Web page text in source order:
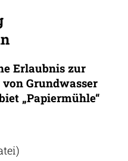
Erlaubnis zur
Grundwasser
„Papiermühle“